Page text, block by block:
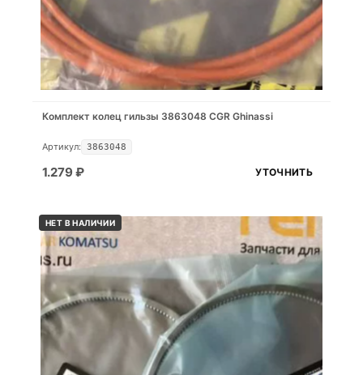
Комплект колец гильзы 3863048 CGR Ghinassi
Артикул: 3863048
1.279 ₽ УТОЧНИТЬ
НЕТ В НАЛИЧИИ